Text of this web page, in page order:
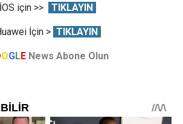
İOS için >> TIKLAYIN
İçin > TIKLAYIN
OGLE News Abone Olun